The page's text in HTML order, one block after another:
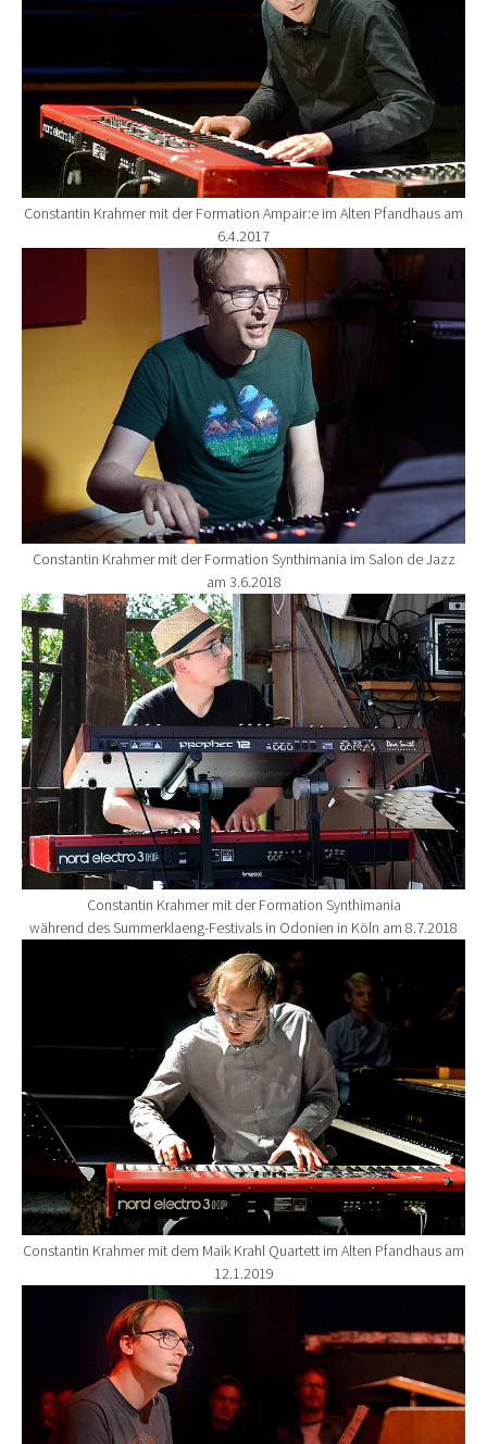
Constantin Krahmer mit der Formation Ampair:e im Alten Pfandhaus am
6.4.2017
Show larger version for:
Constantin Krahmer mit der Formation Synthimania im Salon de Jazz
am 3.6.2018
Show larger version for:
Constantin Krahmer mit der Formation Synthimania
während des Summerklaeng-Festivals in Odonien in Köln am 8.7.2018
Constantin Krahmer mit dem Maik Krahl Quartett im Alten Pfandhaus am
12.1.2019
Show larger version for: